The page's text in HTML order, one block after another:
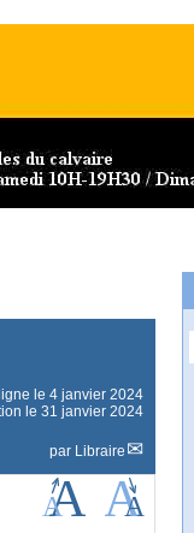
le 4 janvier 2024
le 31 janvier 2024
par Libraire